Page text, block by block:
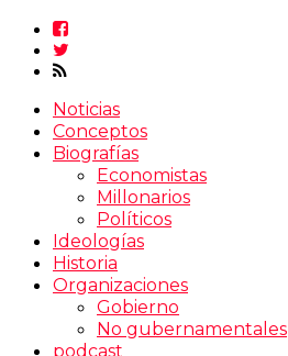
Noticias
Conceptos
Biografías
Economistas
Millonarios
Políticos
Ideologías
Historia
Organizaciones
Gobierno
No gubernamentales
podcast